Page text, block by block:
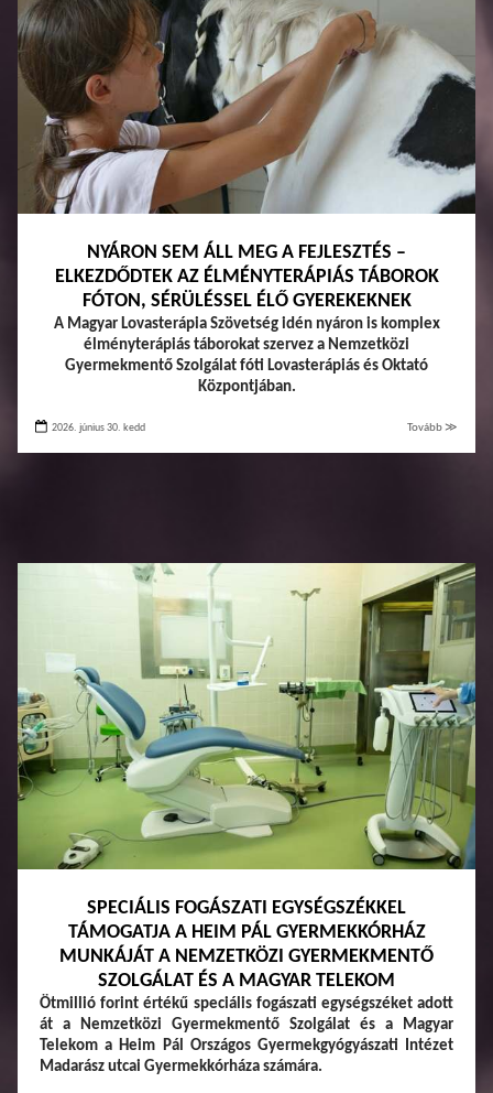
NYÁRON SEM ÁLL MEG A FEJLESZTÉS –
ELKEZDŐDTEK AZ ÉLMÉNYTERÁPIÁS TÁBOROK
FÓTON, SÉRÜLÉSSEL ÉLŐ GYEREKEKNEK
A Magyar Lovasterápia Szövetség idén nyáron is komplex
élményterápiás táborokat szervez a Nemzetközi
Gyermekmentő Szolgálat fóti Lovasterápiás és Oktató
Központjában.
2026. június 30. kedd Tovább ≫
SPECIÁLIS FOGÁSZATI EGYSÉGSZÉKKEL
TÁMOGATJA A HEIM PÁL GYERMEKKÓRHÁZ
MUNKÁJÁT A NEMZETKÖZI GYERMEKMENTŐ
SZOLGÁLAT ÉS A MAGYAR TELEKOM
Ötmillió forint értékű speciális fogászati egységszéket adott
át a Nemzetközi Gyermekmentő Szolgálat és a Magyar
Telekom a Heim Pál Országos Gyermekgyógyászati Intézet
Madarász utcai Gyermekkórháza számára.